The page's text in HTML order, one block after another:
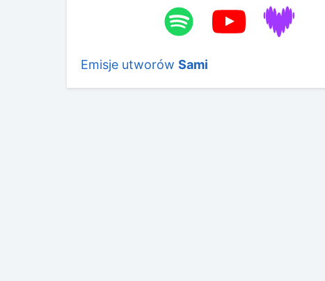
Emisje utworów Sami